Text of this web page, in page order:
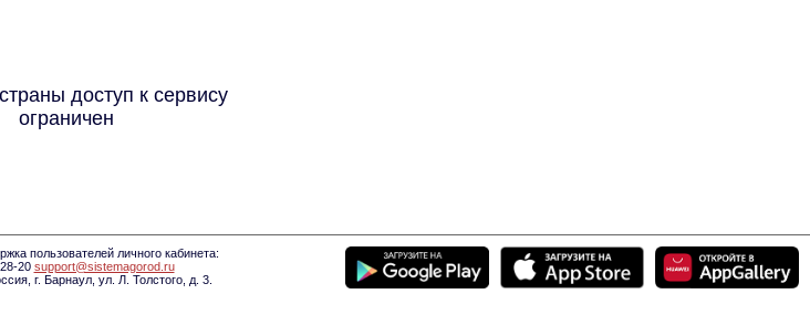
доступ к сервису
ограничен
пользователей личного кабинета:
20 support@sistemagorod.ru
г. Барнаул, ул. Л. Толстого, д. 3.